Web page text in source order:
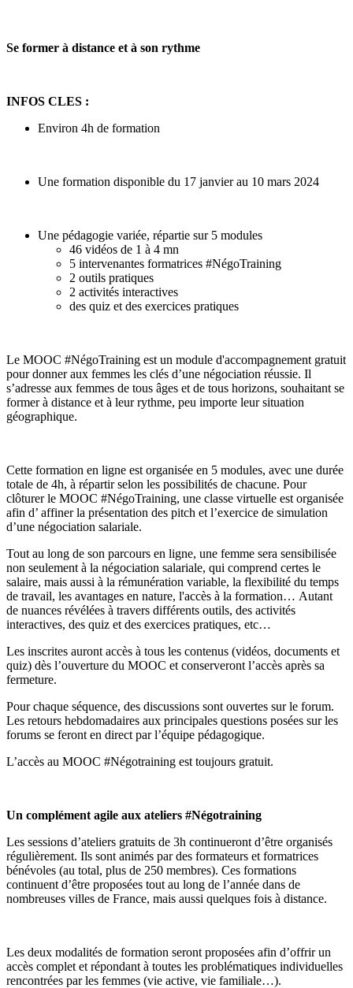
Se former à distance et à son rythme
INFOS CLES :
Environ 4h de formation
Une formation disponible du 17 janvier au 10 mars 2024
Une pédagogie variée, répartie sur 5 modules
46 vidéos de 1 à 4 mn
5 intervenantes formatrices #NégoTraining
2 outils pratiques
2 activités interactives
des quiz et des exercices pratiques
Le MOOC #NégoTraining est un module d'accompagnement gratuit
pour donner aux femmes les clés d’une négociation réussie. Il
s’adresse aux femmes de tous âges et de tous horizons, souhaitant se
former à distance et à leur rythme, peu importe leur situation
géographique.
Cette formation en ligne est organisée en 5 modules, avec une durée
totale de 4h, à répartir selon les possibilités de chacune. Pour
clôturer le MOOC #NégoTraining, une classe virtuelle est organisée
afin d’ affiner la présentation des pitch et l’exercice de simulation
d’une négociation salariale.
Tout au long de son parcours en ligne, une femme sera sensibilisée
non seulement à la négociation salariale, qui comprend certes le
salaire, mais aussi à la rémunération variable, la flexibilité du temps
de travail, les avantages en nature, l'accès à la formation… Autant
de nuances révélées à travers différents outils, des activités
interactives, des quiz et des exercices pratiques, etc…
Les inscrites auront accès à tous les contenus (vidéos, documents et
quiz) dès l’ouverture du MOOC et conserveront l’accès après sa
fermeture.
Pour chaque séquence, des discussions sont ouvertes sur le forum.
Les retours hebdomadaires aux principales questions posées sur les
forums se feront en direct par l’équipe pédagogique.
L’accès au MOOC #Négotraining est toujours gratuit.
Un complément agile aux ateliers #Négotraining
Les sessions d’ateliers gratuits de 3h continueront d’être organisés
régulièrement. Ils sont animés par des formateurs et formatrices
bénévoles (au total, plus de 250 membres). Ces formations
continuent d’être proposées tout au long de l’année dans de
nombreuses villes de France, mais aussi quelques fois à distance.
Les deux modalités de formation seront proposées afin d’offrir un
accès complet et répondant à toutes les problématiques individuelles
rencontrées par les femmes (vie active, vie familiale…).